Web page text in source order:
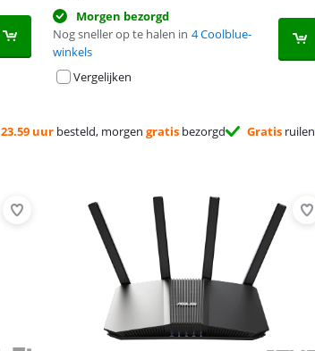
Morgen bezorgd
Nog sneller op te halen in 4 Coolblue-
winkels
Vergelijken
23.59 uur besteld, morgen gratis bezorgd Gratis ruilen